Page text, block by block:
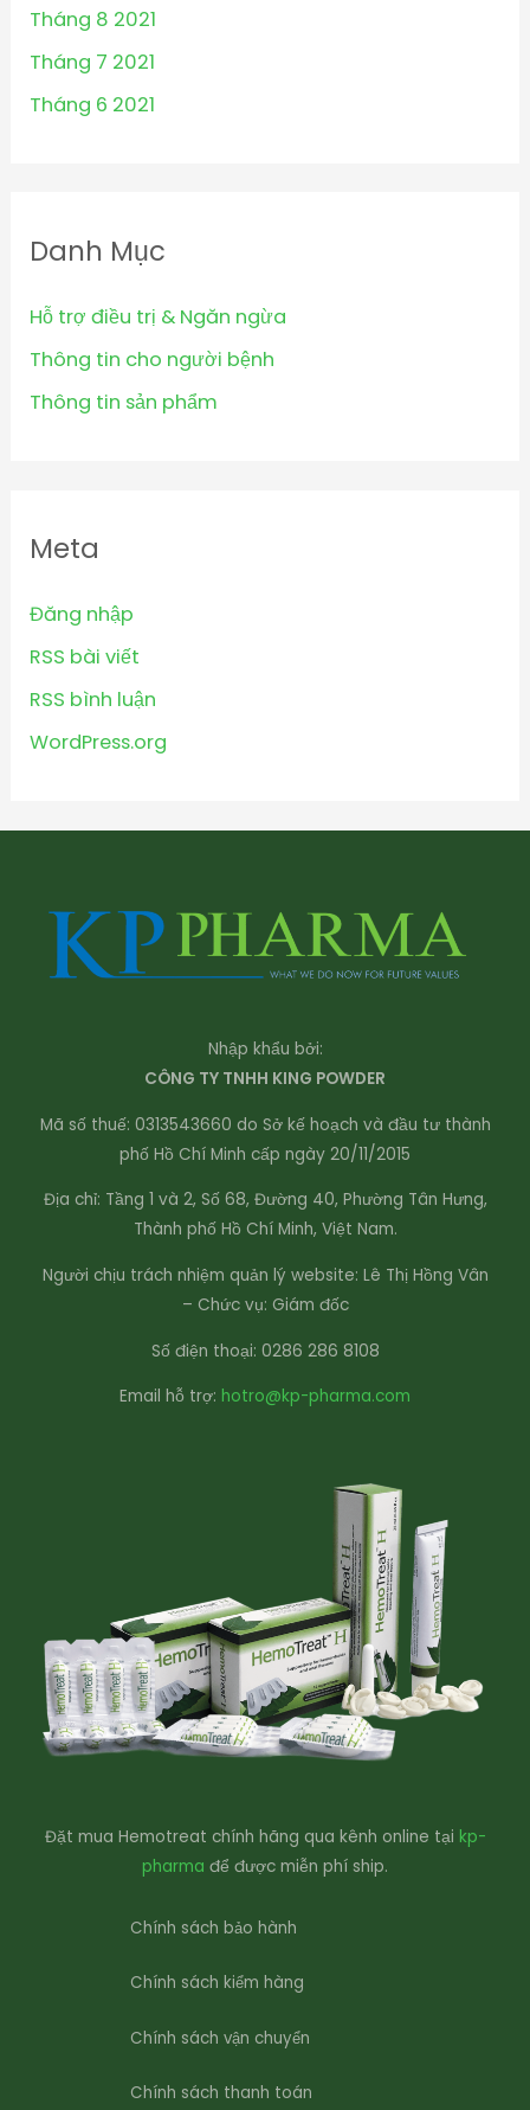
Tháng 8 2021
Tháng 7 2021
Tháng 6 2021
Danh Mục
Hỗ trợ điều trị & Ngăn ngừa
Thông tin cho người bệnh
Thông tin sản phẩm
Meta
Đăng nhập
RSS bài viết
RSS bình luận
WordPress.org
Nhập khẩu bởi:
CÔNG TY TNHH KING POWDER
Mã số thuế: 0313543660 do Sở kế hoạch và đầu tư thành
phố Hồ Chí Minh cấp ngày 20/11/2015
Địa chỉ: Tầng 1 và 2, Số 68, Đường 40, Phường Tân Hưng,
Thành phố Hồ Chí Minh, Việt Nam.
Người chịu trách nhiệm quản lý website: Lê Thị Hồng Vân
– Chức vụ: Giám đốc
Số điện thoại: 0286 286 8108
Email hỗ trợ: hotro@kp-pharma.com
Đặt mua Hemotreat chính hãng qua kênh online tại kp-
pharma để được miễn phí ship.
Chính sách bảo hành
Chính sách kiểm hàng
Chính sách vận chuyển
Chính sách thanh toán